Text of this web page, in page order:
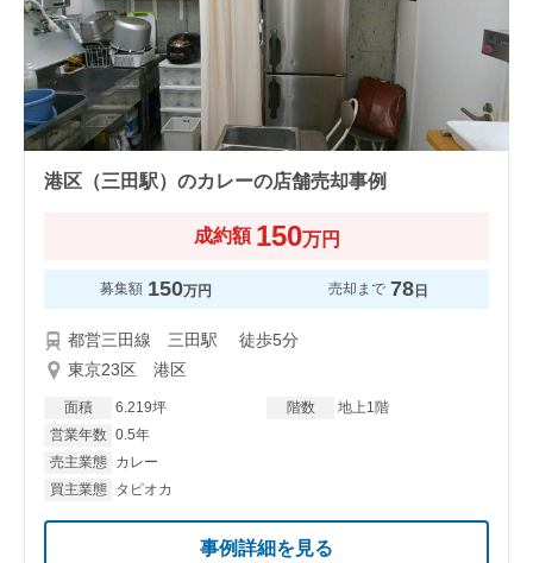
港区（三田駅）のカレーの店舗売却事例
成約額 150万円
募集額 150万円 売却まで 78日
都営三田線 三田駅 徒歩5分
東京23区 港区
面積 6.219坪 階数
地上1階
営業年数 0.5年
売主業態
カレー
買主業態
タピオカ
事例詳細を見る